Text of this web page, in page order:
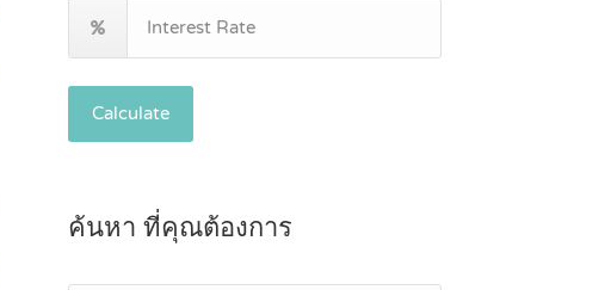
Calculate
ค้นหา ที่คุณต้องการ